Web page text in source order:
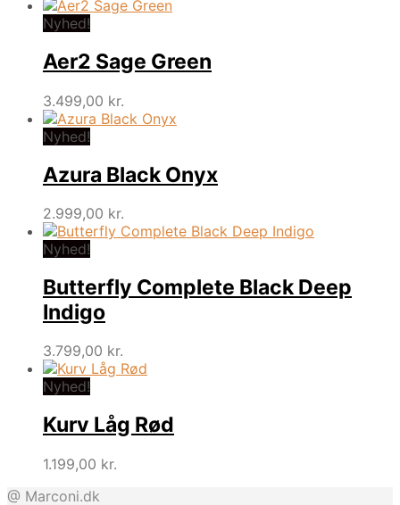
Nyhed!
Aer2 Sage Green
3.499,00 kr.
Nyhed!
Azura Black Onyx
2.999,00 kr.
Nyhed!
Butterfly Complete Black Deep
Indigo
3.799,00 kr.
Nyhed!
Kurv Låg Rød
1.199,00 kr.
@ Marconi.dk